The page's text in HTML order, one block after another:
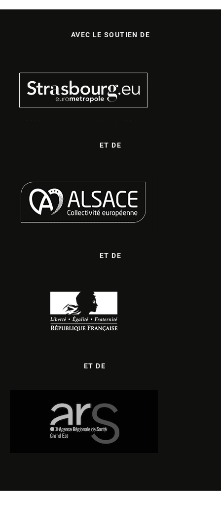
AVEC LE SOUTIEN DE
ET DE
ET DE
ET DE